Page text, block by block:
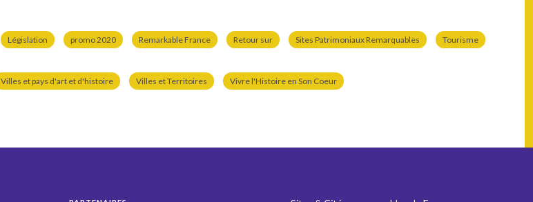
Législation promo 2020 Remarkable France Retour sur Sites Patrimoniaux Remarquables Tourisme
Villes et pays d'art et d'histoire Villes et Territoires Vivre l'Histoire en Son Coeur